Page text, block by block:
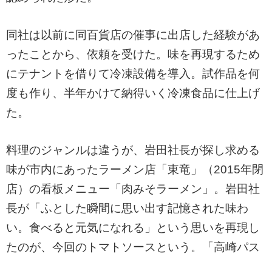
同社は以前に同百貨店の催事に出店した経験があ
ったことから、依頼を受けた。味を再現するため
にテナントを借りて冷凍設備を導入。試作品を何
度も作り、半年かけて納得いく冷凍食品に仕上げ
た。
料理のジャンルは違うが、岩田社長が探し求める
味が市内にあったラーメン店「東竜」（2015年閉
店）の看板メニュー「肉みそラーメン」。岩田社
長が「ふとした瞬間に思い出す記憶された味わ
い。食べると元気になれる」という思いを再現し
たのが、今回のトマトソースという。「高崎パス